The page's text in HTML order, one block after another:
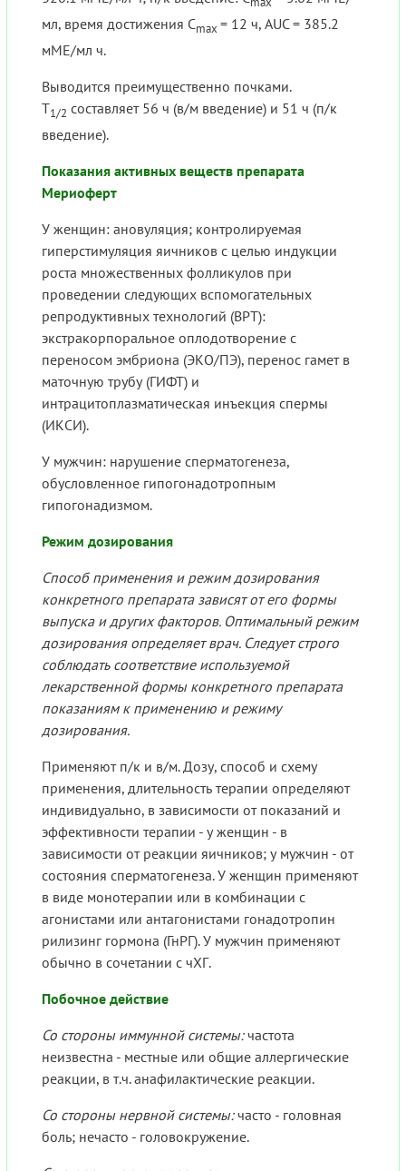
мл, время достижения Cmax = 12 ч, AUC = 385.2
мМЕ/мл ч.
Выводится преимущественно почками.
T1/2 составляет 56 ч (в/м введение) и 51 ч (п/к
введение).
Показания активных веществ препарата
Мериоферт
У женщин: ановуляция; контролируемая
гиперстимуляция яичников с целью индукции
роста множественных фолликулов при
проведении следующих вспомогательных
репродуктивных технологий (ВРТ):
экстракорпоральное оплодотворение с
переносом эмбриона (ЭКО/ПЭ), перенос гамет в
маточную трубу (ГИФТ) и
интрацитоплазматическая инъекция спермы
(ИКСИ).
У мужчин: нарушение сперматогенеза,
обусловленное гипогонадотропным
гипогонадизмом.
Режим дозирования
Способ применения и режим дозирования
конкретного препарата зависят от его формы
выпуска и других факторов. Оптимальный режим
дозирования определяет врач. Следует строго
соблюдать соответствие используемой
лекарственной формы конкретного препарата
показаниям к применению и режиму
дозирования.
Применяют п/к и в/м. Дозу, способ и схему
применения, длительность терапии определяют
индивидуально, в зависимости от показаний и
эффективности терапии - у женщин - в
зависимости от реакции яичников; у мужчин - от
состояния сперматогенеза. У женщин применяют
в виде монотерапии или в комбинации с
агонистами или антагонистами гонадотропин
рилизинг гормона (ГнРГ). У мужчин применяют
обычно в сочетании с чХГ.
Побочное действие
Со стороны иммунной системы:частота
неизвестна - местные или общие аллергические
реакции, в т.ч. анафилактические реакции.
Со стороны нервной системы:часто - головная
боль; нечасто - головокружение.